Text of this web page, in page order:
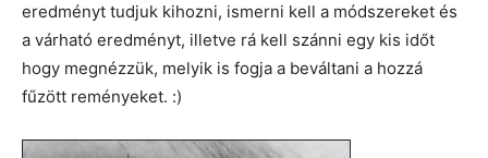
eredményt tudjuk kihozni, ismerni kell a módszereket és
a várható eredményt, illetve rá kell szánni egy kis időt
hogy megnézzük, melyik is fogja a beváltani a hozzá
fűzött reményeket. :)